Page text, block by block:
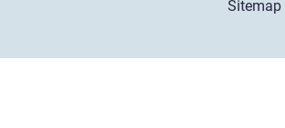
Sitemap